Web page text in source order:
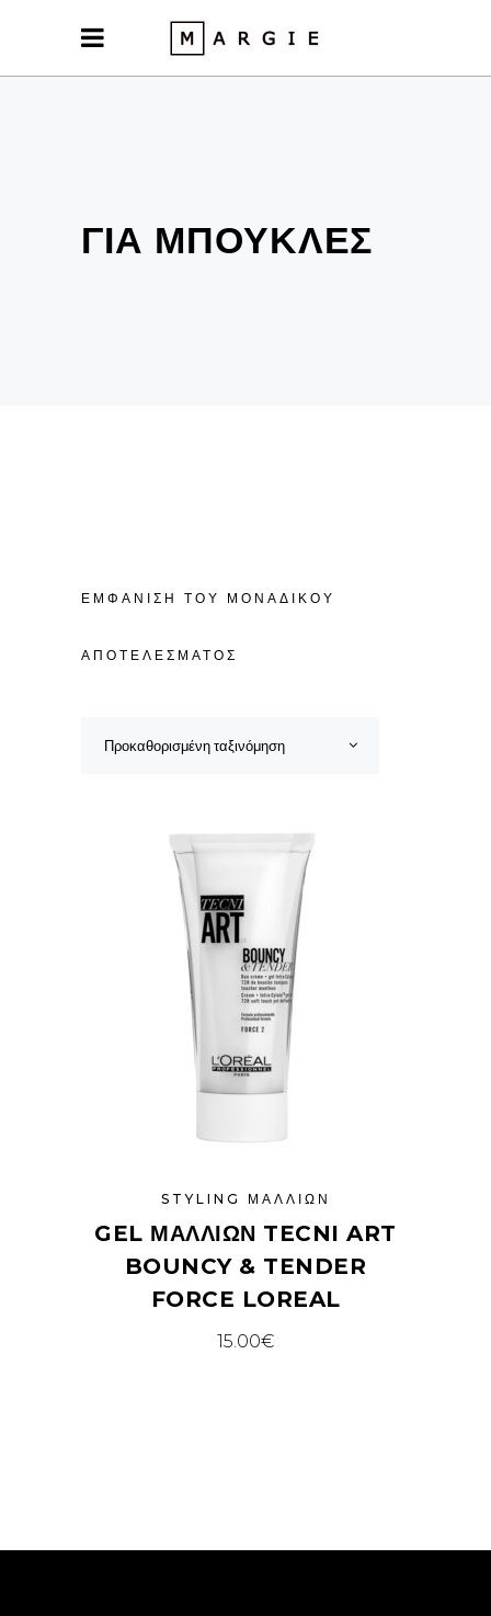
ΓΙΑ ΜΠΟΥΚΛΕΣ
ΕΜΦΆΝΙΣΗ ΤΟΥ ΜΟΝΑΔΙΚΟΎ
ΑΠΟΤΕΛΈΣΜΑΤΟΣ
Προκαθορισμένη ταξινόμηση
STYLING ΜΑΛΛΙΏΝ
GEL ΜΑΛΛΙΏΝ TECNI ART
BOUNCY & TENDER
FORCE LOREAL
15.00€